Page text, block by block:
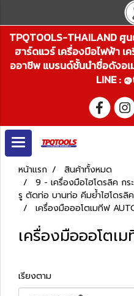
TPQTOOLS-THAILAND
ฮาร์ดแวร์ เครื่องมือไฟฟ้า เ
ออาชีพ แบรนด์ชั้นนำชื่อดังอ
LINE :
หน้าแรก
สินค้าทั้งหมด
9 - เครื่องมือไฮโดรลิค กร
รู ตัดท่อ บานท่อ คีมย้ำไฮโดรลิ
เครื่องมือออโตเมทีฟ
เครื่องมือออโตเ
เรียงตาม